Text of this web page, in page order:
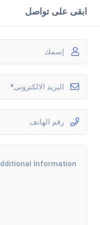
ابقى على تواصل